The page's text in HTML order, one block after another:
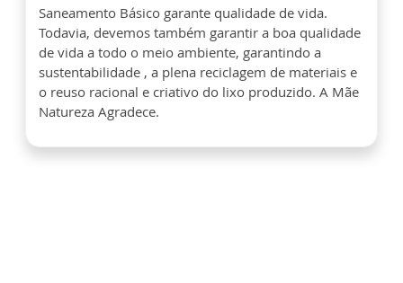
Saneamento Básico garante qualidade de vida.
Todavia, devemos também garantir a boa qualidade
de vida a todo o meio ambiente, garantindo a
sustentabilidade , a plena reciclagem de materiais e
o reuso racional e criativo do lixo produzido. A Mãe
Natureza Agradece.